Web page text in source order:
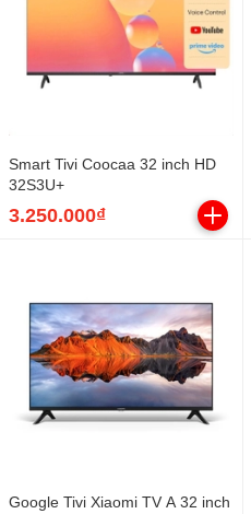
Smart Tivi Coocaa 32 inch HD
32S3U+
3.250.000₫
Google Tivi Xiaomi TV A 32 inch